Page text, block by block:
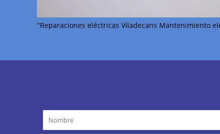
"Reparaciones eléctricas Viladecans Mantenimiento